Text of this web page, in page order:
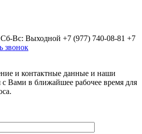
Вс: Выходной +7 (977) 740-08-81 +7
звонок
и контактные данные и наши
с Вами в ближайшее рабочее время для